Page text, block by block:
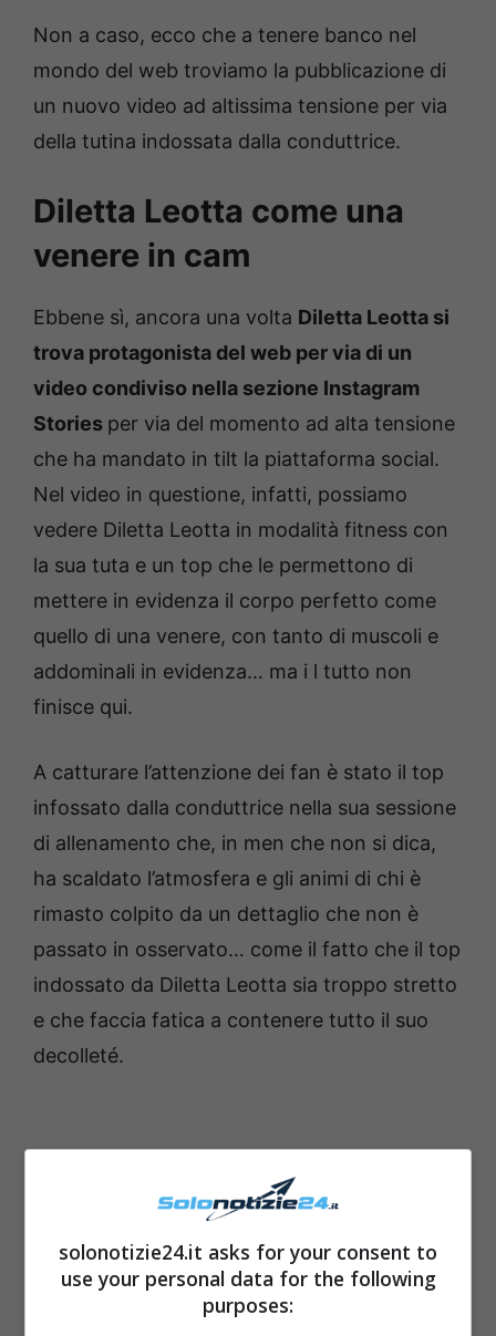
Non a caso, ecco che a tenere banco nel
mondo del web troviamo la pubblicazione di
un nuovo video ad altissima tensione per via
della tutina indossata dalla conduttrice.
Diletta Leotta come una
venere in cam
Ebbene sì, ancora una volta Diletta Leotta si
trova protagonista del web per via di un
video condiviso nella sezione Instagram
Stories per via del momento ad alta tensione
che ha mandato in tilt la piattaforma social.
Nel video in questione, infatti, possiamo
vedere Diletta Leotta in modalità fitness con
la sua tuta e un top che le permettono di
mettere in evidenza il corpo perfetto come
quello di una venere, con tanto di muscoli e
addominali in evidenza… ma i l tutto non
finisce qui.
A catturare l’attenzione dei fan è stato il top
infossato dalla conduttrice nella sua sessione
di allenamento che, in men che non si dica,
ha scaldato l’atmosfera e gli animi di chi è
rimasto colpito da un dettaglio che non è
passato in osservato… come il fatto che il top
indossato da Diletta Leotta sia troppo stretto
e che faccia fatica a contenere tutto il suo
decolleté.
solonotizie24.it asks for your consent to
use your personal data for the following
purposes: